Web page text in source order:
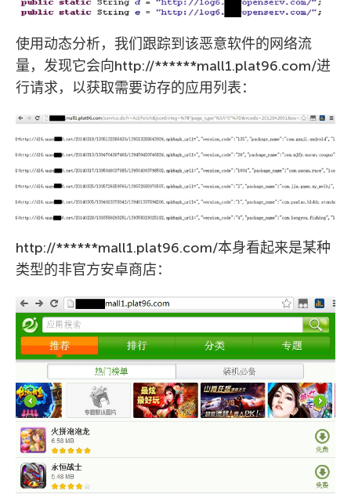
使用动态分析，我们跟踪到该恶意软件的网络流
量，发现它会向http://******mall1.plat96.com/进
行请求，以获取需要访存的应用列表：
http://******mall1.plat96.com/本身看起来是某种
类型的非官方安卓商店：